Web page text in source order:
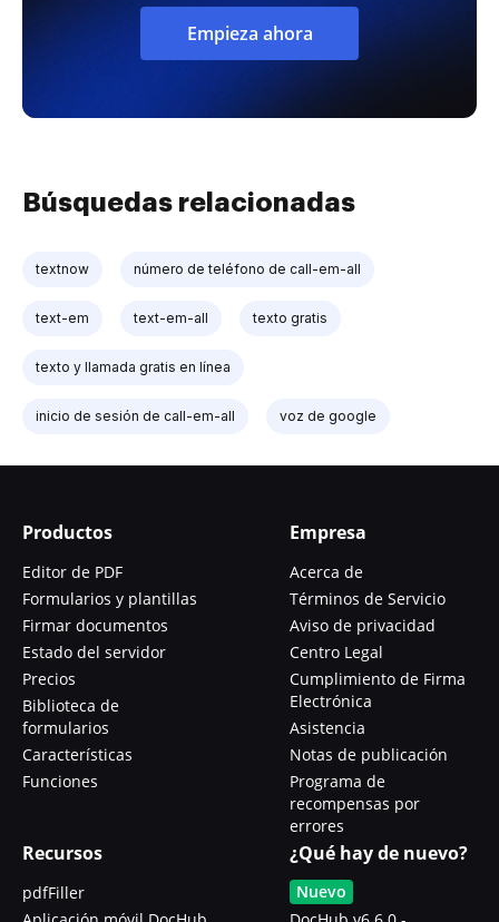
Empieza ahora
Búsquedas relacionadas
textnow número de teléfono de call-em-all
text-em text-em-all texto gratis
texto y llamada gratis en línea
inicio de sesión de call-em-all voz de google
Productos
Editor de PDF
Formularios y plantillas
Firmar documentos
Estado del servidor
Precios
Biblioteca de
formularios
Características
Funciones
Empresa
Acerca de
Términos de Servicio
Aviso de privacidad
Centro Legal
Cumplimiento de Firma
Electrónica
Asistencia
Notas de publicación
Programa de
recompensas por
errores
Recursos
pdfFiller
¿Qué hay de nuevo?
Nuevo